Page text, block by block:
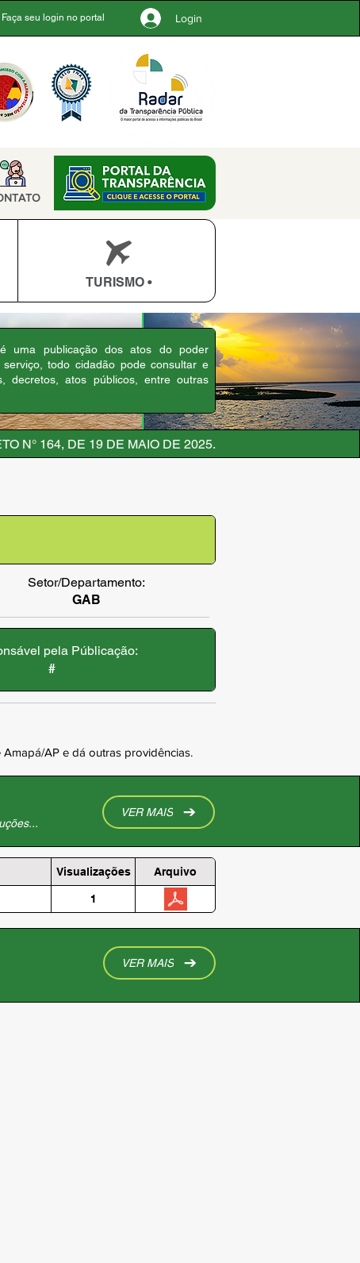
Faça seu login no portal Login
TURISMO •
uma publicação dos atos do poder
todo cidadão pode consultar e
decretos, atos públicos, entre outras
N° 164, DE 19 DE MAIO DE 2025.
Setor/Departamento:
GAB
pela Públicação:
#
AP e dá outras providências.
VER MAIS
Visualizações Arquivo
1
VER MAIS